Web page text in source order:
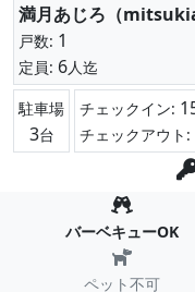
満月あじろ（
戸数: 1
定員: 6人迄
駐車場
3台
チェックイン:
チェックアウト:
バーベキューOK
ペット不可